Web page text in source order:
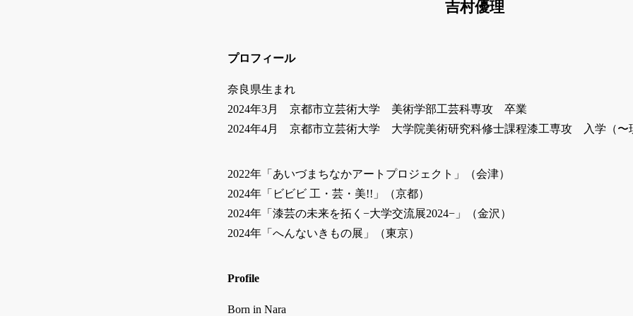
吉村優理
プロフィール
奈良県生まれ
2024年3月 京都市立芸術大学 美術学部工芸科専攻 卒業
2024年4月 京都市立芸術大学 大学院美術研究科修士課程漆工専攻 入学（〜
2022年「あいづまちなかアートプロジェクト」（会津）
2024年「ビビビ 工・芸・美!!」（京都）
2024年「漆芸の未来を拓く−大学交流展2024−」（金沢）
2024年「へんないきもの展」（東京）
Profile
Born in Nara